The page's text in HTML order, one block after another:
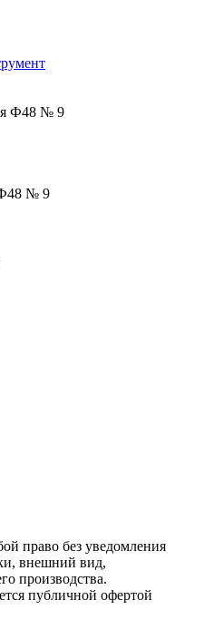
Ф48 № 9
Ф48 № 9
право без уведомления
внешний вид,
производства.
публичной офертой